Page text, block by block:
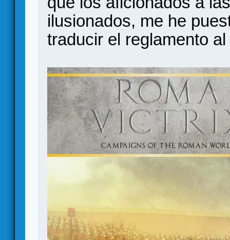
ilusionados, me he
traducir el reglamento